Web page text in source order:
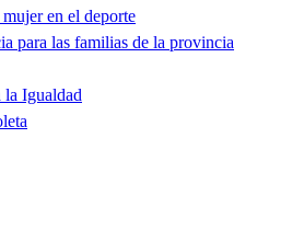
en el deporte
para las familias de la provincia
la Igualdad